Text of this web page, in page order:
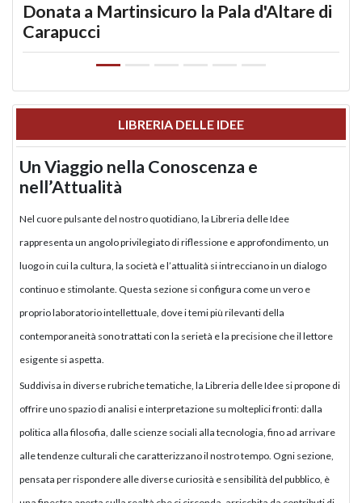
Donata a Martinsicuro la Pala d'Altare di
Carapucci
LIBRERIA DELLE IDEE
Un Viaggio nella Conoscenza e
nell’Attualità
Nel cuore pulsante del nostro quotidiano, la Libreria delle Idee
rappresenta un angolo privilegiato di riflessione e approfondimento, un
luogo in cui la cultura, la società e l’attualità si intrecciano in un dialogo
continuo e stimolante. Questa sezione si configura come un vero e
proprio laboratorio intellettuale, dove i temi più rilevanti della
contemporaneità sono trattati con la serietà e la precisione che il lettore
esigente si aspetta.
Suddivisa in diverse rubriche tematiche, la Libreria delle Idee si propone di
offrire uno spazio di analisi e interpretazione su molteplici fronti: dalla
politica alla filosofia, dalle scienze sociali alla tecnologia, fino ad arrivare
alle tendenze culturali che caratterizzano il nostro tempo. Ogni sezione,
pensata per rispondere alle diverse curiosità e sensibilità del pubblico, è